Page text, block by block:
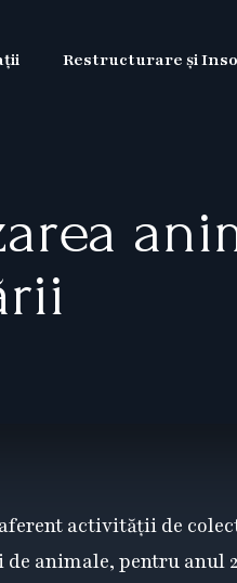
Restructurare și
activității de
animale, pentru anul